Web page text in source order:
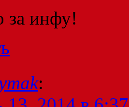
за инфу!
: